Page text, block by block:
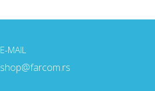
E-MAIL
shop@farcom.rs